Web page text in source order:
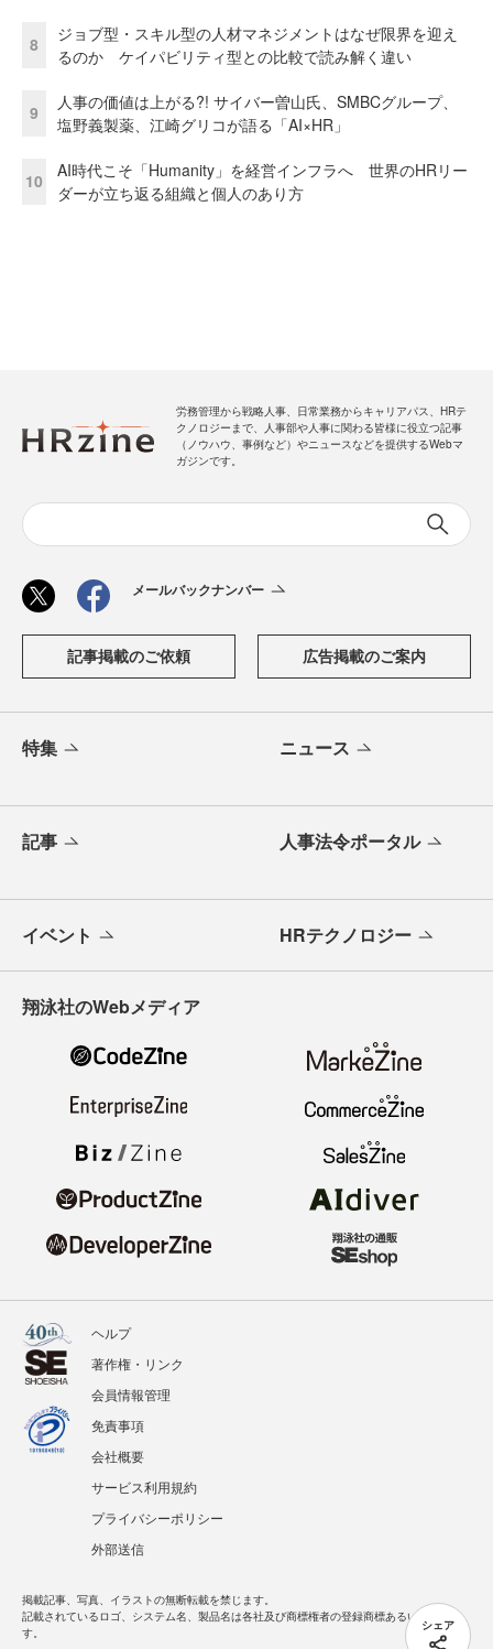
シェア
8
ジョブ型・スキル型の人材マネジメントはなぜ限界を迎え
るのか ケイパビリティ型との比較で読み解く違い
9
人事の価値は上がる?! サイバー曽山氏、SMBCグループ、
塩野義製薬、江崎グリコが語る「AI×HR」
10
AI時代こそ「Humanity」を経営インフラへ 世界のHRリー
ダーが立ち返る組織と個人のあり方
労務管理から戦略人事、日常業務からキャリアパス、HRテ
クノロジーまで、人事部や人事に関わる皆様に役立つ記事
（ノウハウ、事例など）やニュースなどを提供するWebマ
ガジンです。
メールバックナンバー
記事掲載のご依頼 広告掲載のご案内
特集 ニュース
記事 人事法令ポータル
イベント HRテクノロジー
翔泳社のWebメディア
ヘルプ
著作権・リンク
会員情報管理
免責事項
会社概要
サービス利用規約
プライバシーポリシー
外部送信
掲載記事、写真、イラストの無断転載を禁じます。
記載されているロゴ、システム名、製品名は各社及び商標権者の登録商標あるいは商標で
す。